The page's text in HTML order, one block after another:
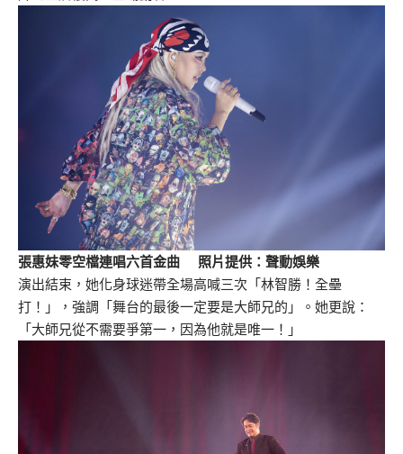
張惠妹零空檔連唱六首金曲 照片提供：聲動娛樂
演出結束，她化身球迷帶全場高喊三次「林智勝！全壘
打！」，強調「舞台的最後一定要是大師兄的」。她更說：
「大師兄從不需要爭第一，因為他就是唯一！」